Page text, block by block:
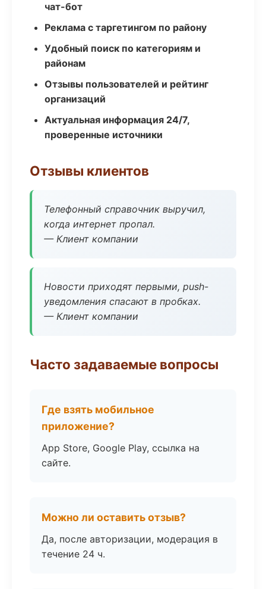
чат-бот
Реклама с таргетингом по району
Удобный поиск по категориям и
районам
Отзывы пользователей и рейтинг
организаций
Актуальная информация 24/7,
проверенные источники
Отзывы клиентов
Телефонный справочник выручил,
когда интернет пропал.
— Клиент компании
Новости приходят первыми, push-
уведомления спасают в пробках.
— Клиент компании
Часто задаваемые вопросы
Где взять мобильное
приложение?
App Store, Google Play, ссылка на
сайте.
Можно ли оставить отзыв?
Да, после авторизации, модерация в
течение 24 ч.